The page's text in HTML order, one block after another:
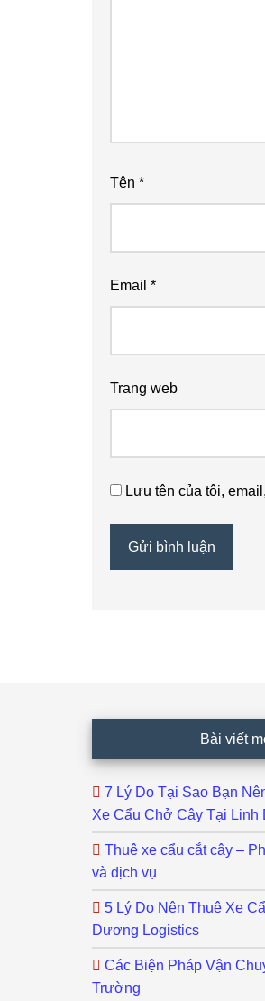
Tên *
Email *
Trang web
Lưu tên của tôi,
Bài viết
7 Lý Do Tại Sao Bạn
Xe Cẩu Chở Cây Tại
Thuê xe cẩu cắt cây –
và dịch vụ
5 Lý Do Nên Thuê Xe
Dương Logistics
Các Biện Pháp Vận
Trường